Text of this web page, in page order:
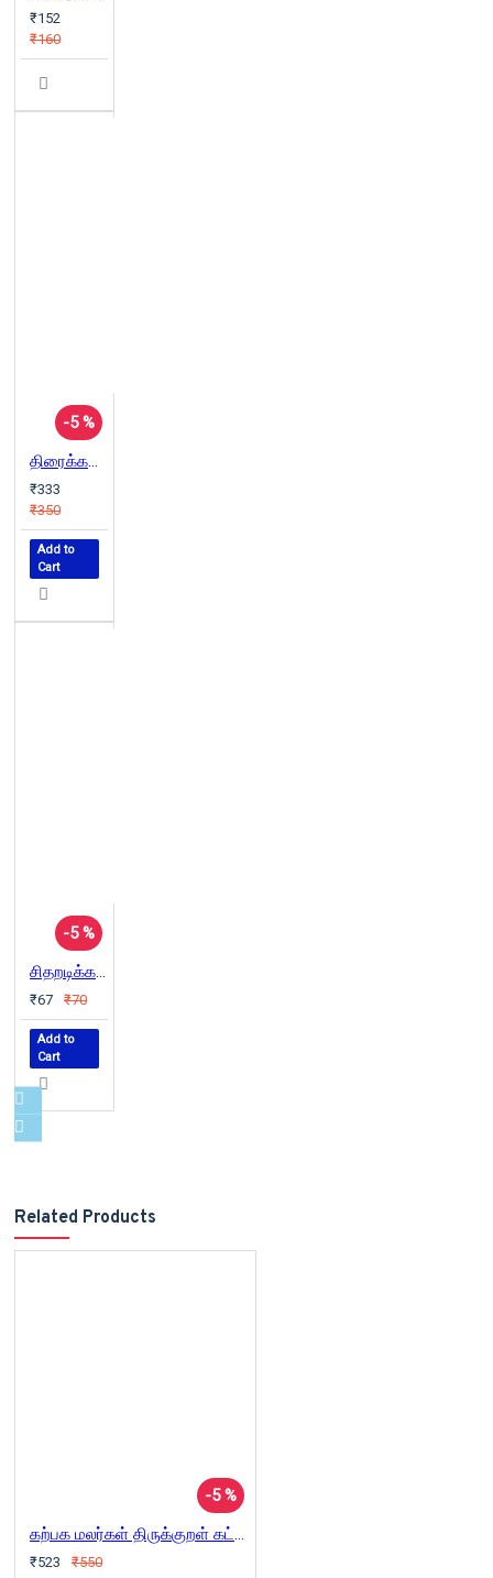
₹152
₹160
-5 %
திரைக்கதை என்னும் பூனை
₹333
₹350
Add to
Cart
-5 %
சிதறடிக்கப்பட்ட என் சேமிப்புக் கருவூலம்
₹67 ₹70
Add to
Cart
Related Products
-5 %
கற்பக மலர்கள் திருக்குறள் கட்டுரைகள்
₹523 ₹550